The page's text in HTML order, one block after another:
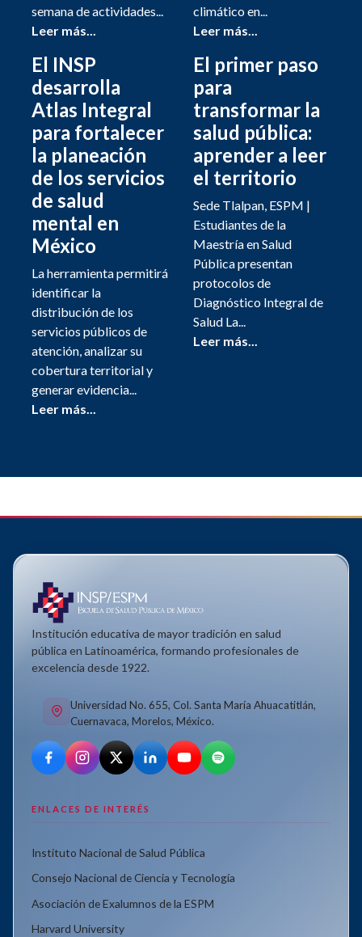
semana de actividades...
Leer más...
climático en...
Leer más...
El INSP
desarrolla
Atlas Integral
para fortalecer
la planeación
de los servicios
de salud
mental en
México
La herramienta permitirá
identificar la
distribución de los
servicios públicos de
atención, analizar su
cobertura territorial y
generar evidencia...
Leer más...
El primer paso
para
transformar la
salud pública:
aprender a leer
el territorio
Sede Tlalpan, ESPM |
Estudiantes de la
Maestría en Salud
Pública presentan
protocolos de
Diagnóstico Integral de
Salud La...
Leer más...
Institución educativa de mayor tradición en salud
pública en Latinoamérica, formando profesionales de
excelencia desde 1922.
Universidad No. 655, Col. Santa María Ahuacatitlán,
Cuernavaca, Morelos, México.
ENLACES DE INTERÉS
Instituto Nacional de Salud Pública
Consejo Nacional de Ciencia y Tecnología
Asociación de Exalumnos de la ESPM
Harvard University